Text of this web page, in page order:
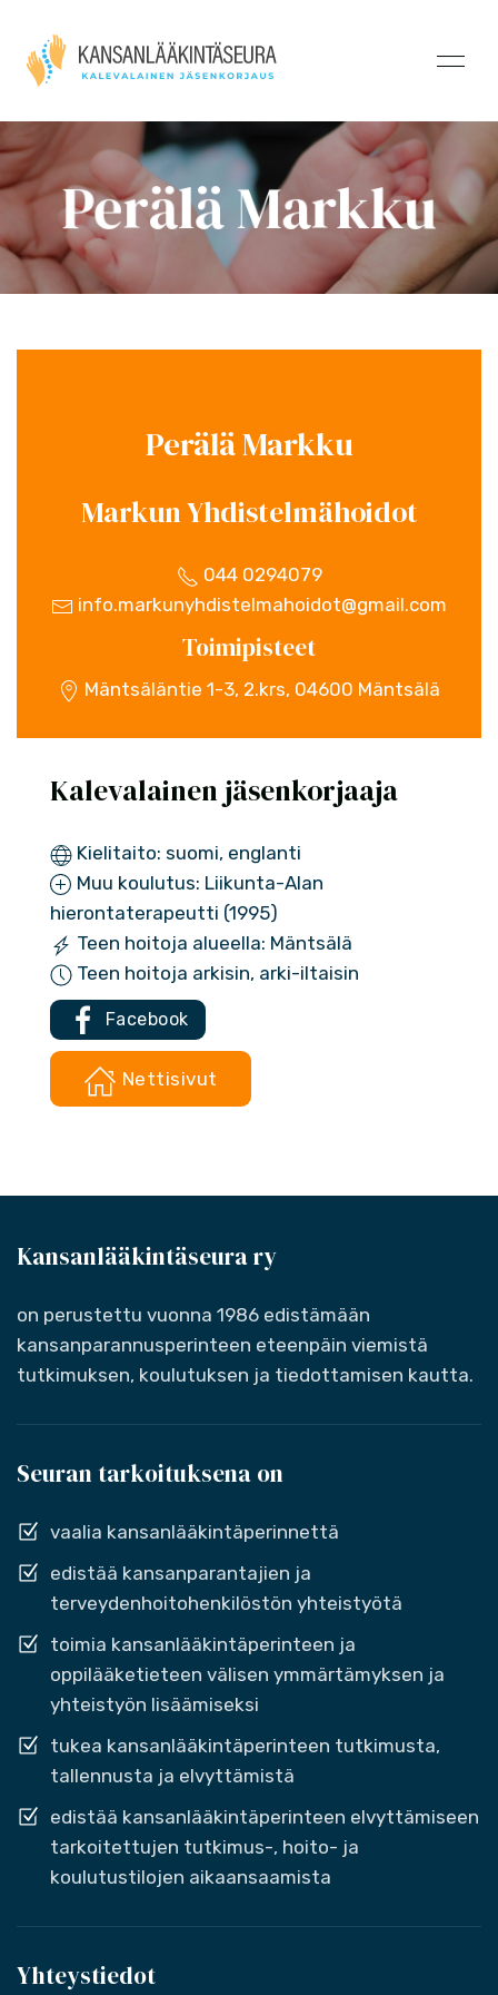
Perälä Markku
Perälä Markku
Markun Yhdistelmähoidot
044 0294079
info.markunyhdistelmahoidot@gmail.com
Toimipisteet
Mäntsäläntie 1-3, 2.krs, 04600 Mäntsälä
Kalevalainen jäsenkorjaaja
Kielitaito: suomi, englanti
Muu koulutus: Liikunta-Alan
hierontaterapeutti (1995)
Teen hoitoja alueella: Mäntsälä
Teen hoitoja arkisin, arki-iltaisin
Facebook
Nettisivut
Kansanlääkintäseura ry
on perustettu vuonna 1986 edistämään
kansanparannusperinteen eteenpäin viemistä
tutkimuksen, koulutuksen ja tiedottamisen kautta.
Seuran tarkoituksena on
vaalia kansanlääkintäperinnettä
edistää kansanparantajien ja
terveydenhoitohenkilöstön yhteistyötä
toimia kansanlääkintäperinteen ja
oppilääketieteen välisen ymmärtämyksen ja
yhteistyön lisäämiseksi
tukea kansanlääkintäperinteen tutkimusta,
tallennusta ja elvyttämistä
edistää kansanlääkintäperinteen elvyttämiseen
tarkoitettujen tutkimus-, hoito- ja
koulutustilojen aikaansaamista
Yhteystiedot